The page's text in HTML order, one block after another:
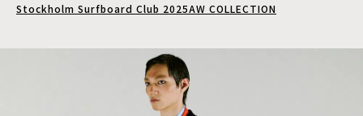
Stockholm Surfboard Club 2025AW COLLECTION